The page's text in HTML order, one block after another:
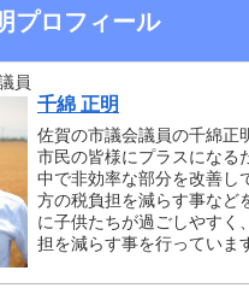
プロフィール
員
千綿 正明
佐賀の市議会議員の千綿正
市民の皆様にプラスになる
中で非効率な部分を改善し
方の税負担を減らす事など
に子供たちが過ごしやすく
担を減らす事を行っていま